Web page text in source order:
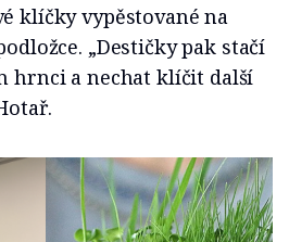
klíčky vypěstované na
„Destičky pak stačí
hrnci a nechat klíčit další